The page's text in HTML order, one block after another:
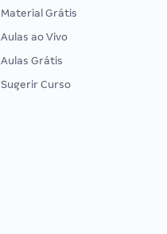
Material Grátis
Aulas ao Vivo
Aulas Grátis
Sugerir Curso